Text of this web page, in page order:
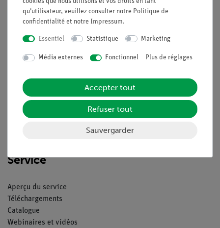
Légal
Contact
Conditions générales de vente
Déclaration de confidentialité
Service
Aperçu du service
Téléchargements
Catalogue
Webinaires et vidéos
qu'utilisateur, veuillez consulter notre Politique de
confidentialité et notre Impressum.
Essentiel Statistique Marketing
Média externes Fonctionnel Plus de réglages
Accepter tout
Refuser tout
Sauvergarder